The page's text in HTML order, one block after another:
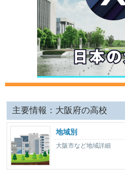
主要情報：大阪府の高校
地域別
大阪市など地域詳細